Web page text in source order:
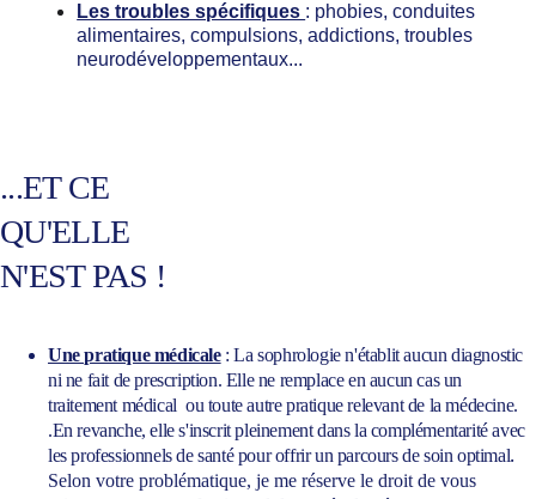
Les troubles spécifiques : phobies, conduites
alimentaires, compulsions, addictions, troubles
neurodéveloppementaux...
...ET CE
QU'ELLE
N'EST PAS !
Une pratique médicale : La sophrologie n'établit aucun diagnostic
ni ne fait de prescription. Elle ne remplace en aucun cas un
traitement médical  ou toute autre pratique relevant de la médecine.
.En revanche, elle s'inscrit pleinement dans la complémentarité avec
les professionnels de santé pour offrir un parcours de soin optimal.
Selon votre problématique, je me réserve le droit de vous